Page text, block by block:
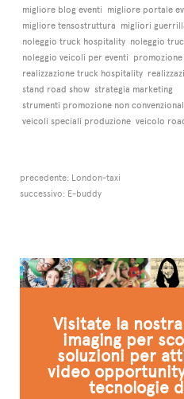
migliore blog eventi migliore portale
migliore tensostruttura migliori
noleggio truck hospitality noleggio
noleggio veicoli per eventi promozione
realizzazione truck hospitality
stand road show strategia marketing
strumenti promozione non
veicoli speciali produzione veicolo
precedente: London-taxi
successivo: E-buddy
Visitate la
imaging per
soluzioni per
video
tecnologie